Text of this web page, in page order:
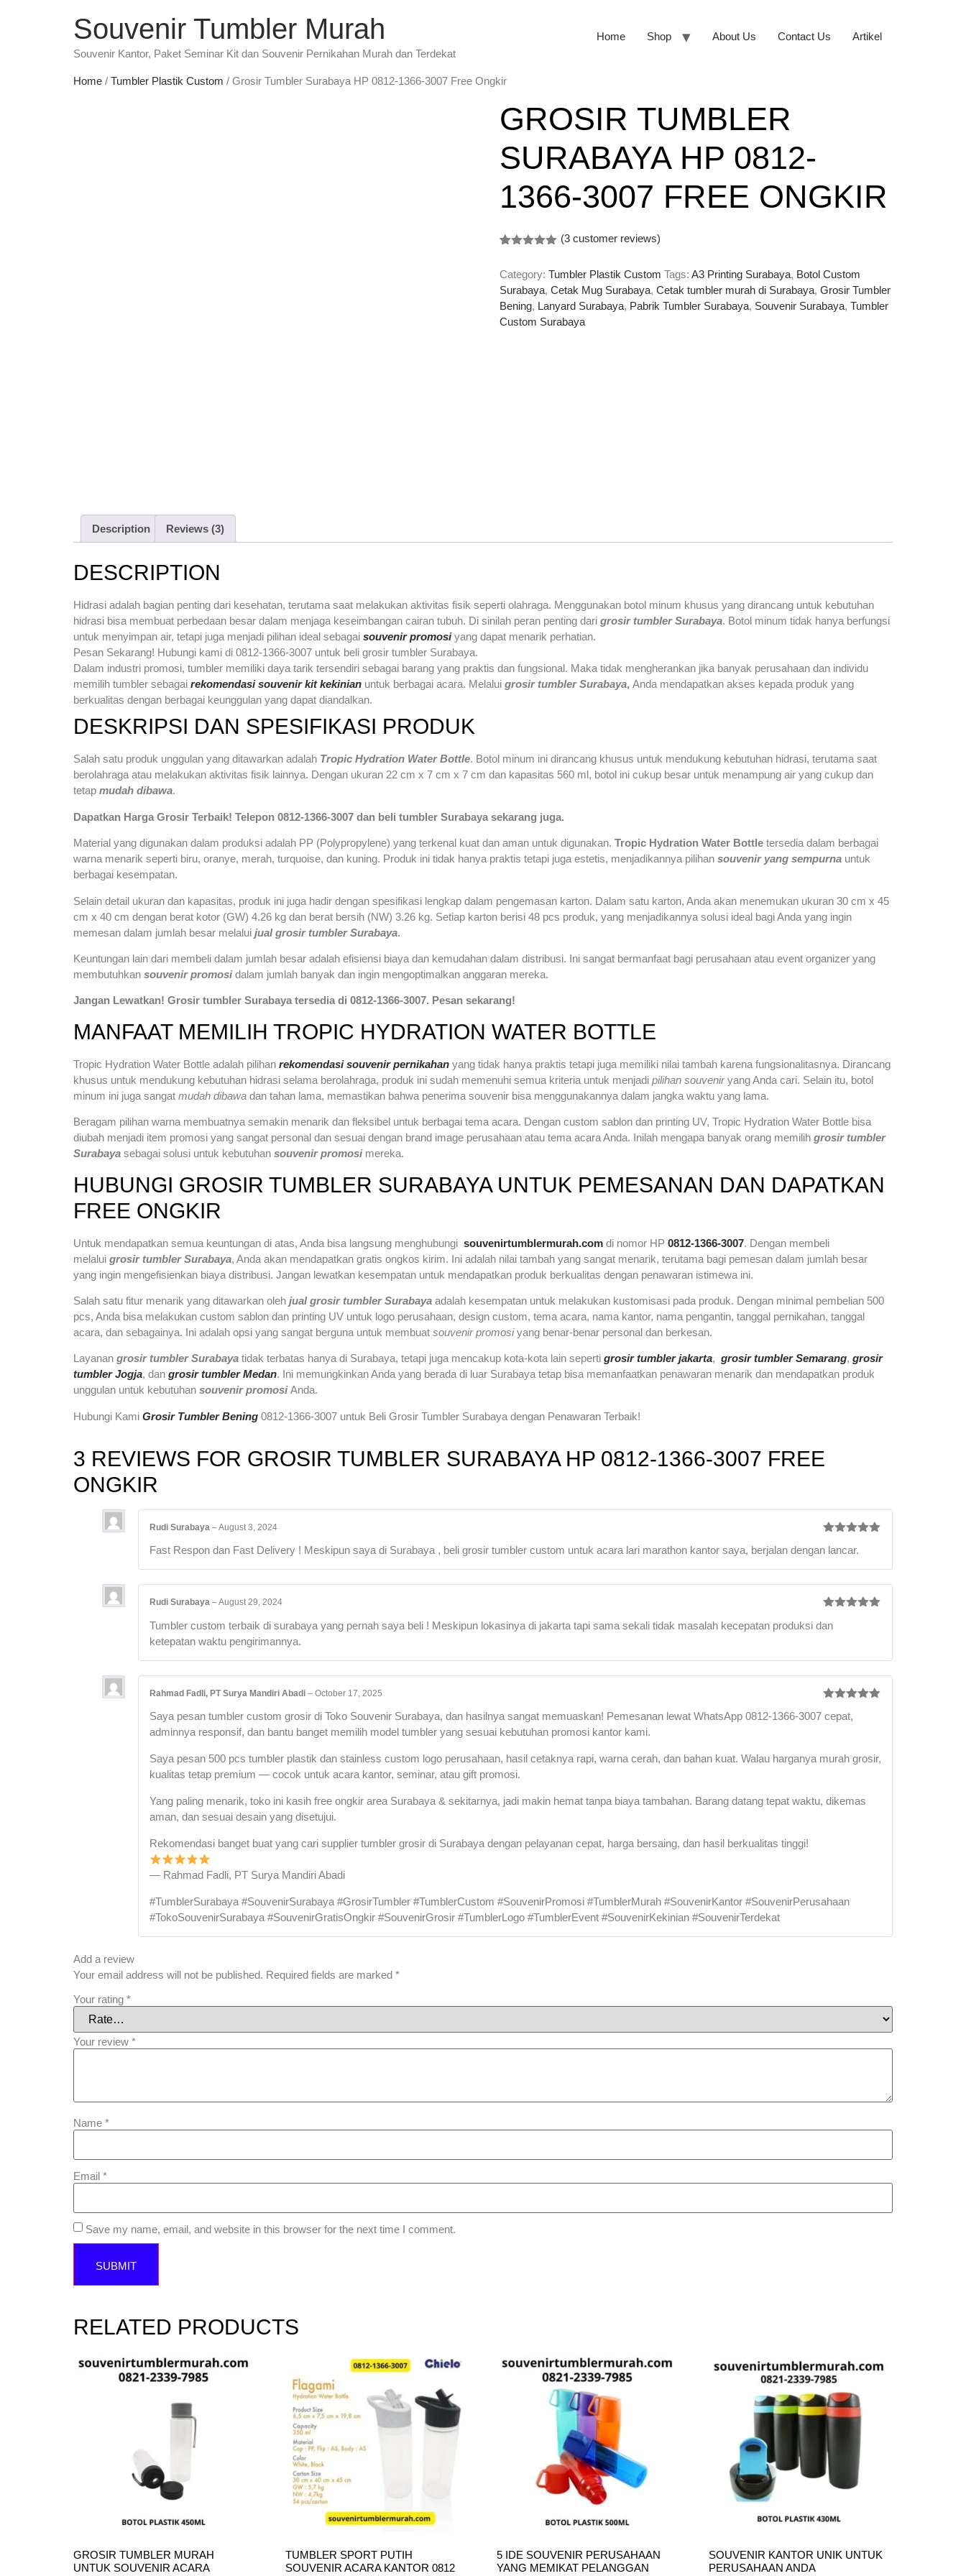
Souvenir Tumbler Murah
Souvenir Kantor, Paket Seminar Kit dan Souvenir Pernikahan Murah dan Terdekat
Home Shop About Us Contact Us Artikel
Home / Tumbler Plastik Custom / Grosir Tumbler Surabaya HP 0812-1366-3007 Free Ongkir
GROSIR TUMBLER
SURABAYA HP 0812-
1366-3007 FREE ONGKIR
based on
customer
ratings
(3customer reviews)
Category: Tumbler Plastik Custom Tags: A3 Printing Surabaya, Botol Custom
Surabaya, Cetak Mug Surabaya, Cetak tumbler murah di Surabaya, Grosir Tumbler
Bening, Lanyard Surabaya, Pabrik Tumbler Surabaya, Souvenir Surabaya, Tumbler
Custom Surabaya
Description Reviews (3)
DESCRIPTION
Hidrasi adalah bagian penting dari kesehatan, terutama saat melakukan aktivitas fisik seperti olahraga. Menggunakan botol minum khusus yang dirancang untuk kebutuhan
hidrasi bisa membuat perbedaan besar dalam menjaga keseimbangan cairan tubuh. Di sinilah peran penting dari grosir tumbler Surabaya. Botol minum tidak hanya berfungsi
untuk menyimpan air, tetapi juga menjadi pilihan ideal sebagai souvenir promosiyang dapat menarik perhatian.
Pesan Sekarang! Hubungi kami di 0812-1366-3007 untuk beli grosir tumbler Surabaya.
Dalam industri promosi, tumbler memiliki daya tarik tersendiri sebagai barang yang praktis dan fungsional. Maka tidak mengherankan jika banyak perusahaan dan individu
memilih tumbler sebagai rekomendasi souvenir kit kekinian untuk berbagai acara. Melalui grosir tumbler Surabaya, Anda mendapatkan akses kepada produk yang
berkualitas dengan berbagai keunggulan yang dapat diandalkan.
DESKRIPSI DAN SPESIFIKASI PRODUK
Salah satu produk unggulan yang ditawarkan adalah Tropic Hydration Water Bottle. Botol minum ini dirancang khusus untuk mendukung kebutuhan hidrasi, terutama saat
berolahraga atau melakukan aktivitas fisik lainnya. Dengan ukuran 22 cm x 7 cm x 7 cm dan kapasitas 560 ml, botol ini cukup besar untuk menampung air yang cukup dan
tetap mudah dibawa.
Dapatkan Harga Grosir Terbaik! Telepon 0812-1366-3007 dan beli tumbler Surabaya sekarang juga.
Material yang digunakan dalam produksi adalah PP (Polypropylene) yang terkenal kuat dan aman untuk digunakan. Tropic Hydration Water Bottle tersedia dalam berbagai
warna menarik seperti biru, oranye, merah, turquoise, dan kuning. Produk ini tidak hanya praktis tetapi juga estetis, menjadikannya pilihan souvenir yang sempurna untuk
berbagai kesempatan.
Selain detail ukuran dan kapasitas, produk ini juga hadir dengan spesifikasi lengkap dalam pengemasan karton. Dalam satu karton, Anda akan menemukan ukuran 30 cm x 45
cm x 40 cm dengan berat kotor (GW) 4.26 kg dan berat bersih (NW) 3.26 kg. Setiap karton berisi 48 pcs produk, yang menjadikannya solusi ideal bagi Anda yang ingin
memesan dalam jumlah besar melalui jual grosir tumbler Surabaya.
Keuntungan lain dari membeli dalam jumlah besar adalah efisiensi biaya dan kemudahan dalam distribusi. Ini sangat bermanfaat bagi perusahaan atau event organizer yang
membutuhkan souvenir promosidalam jumlah banyak dan ingin mengoptimalkan anggaran mereka.
Jangan Lewatkan! Grosir tumbler Surabaya tersedia di 0812-1366-3007. Pesan sekarang!
MANFAAT MEMILIH TROPIC HYDRATION WATER BOTTLE
Tropic Hydration Water Bottle adalah pilihan rekomendasi souvenir pernikahan yang tidak hanya praktis tetapi juga memiliki nilai tambah karena fungsionalitasnya. Dirancang
khusus untuk mendukung kebutuhan hidrasi selama berolahraga, produk ini sudah memenuhi semua kriteria untuk menjadi pilihan souveniryang Anda cari. Selain itu, botol
minum ini juga sangat mudah dibawa dan tahan lama, memastikan bahwa penerima souvenir bisa menggunakannya dalam jangka waktu yang lama.
Beragam pilihan warna membuatnya semakin menarik dan fleksibel untuk berbagai tema acara. Dengan custom sablon dan printing UV, Tropic Hydration Water Bottle bisa
diubah menjadi item promosi yang sangat personal dan sesuai dengan brand image perusahaan atau tema acara Anda. Inilah mengapa banyak orang memilih grosir tumbler
Surabaya sebagai solusi untuk kebutuhan souvenir promosimereka.
HUBUNGI GROSIR TUMBLER SURABAYA UNTUK PEMESANAN DAN DAPATKAN
FREE ONGKIR
Untuk mendapatkan semua keuntungan di atas, Anda bisa langsung menghubungi souvenirtumblermurah.com di nomor HP 0812-1366-3007. Dengan membeli
melalui grosir tumbler Surabaya, Anda akan mendapatkan gratis ongkos kirim. Ini adalah nilai tambah yang sangat menarik, terutama bagi pemesan dalam jumlah besar
yang ingin mengefisienkan biaya distribusi. Jangan lewatkan kesempatan untuk mendapatkan produk berkualitas dengan penawaran istimewa ini.
Salah satu fitur menarik yang ditawarkan oleh jual grosir tumbler Surabaya adalah kesempatan untuk melakukan kustomisasi pada produk. Dengan minimal pembelian 500
pcs, Anda bisa melakukan custom sablon dan printing UV untuk logo perusahaan, design custom, tema acara, nama kantor, nama pengantin, tanggal pernikahan, tanggal
acara, dan sebagainya. Ini adalah opsi yang sangat berguna untuk membuat souvenir promosiyang benar-benar personal dan berkesan.
Layanan grosir tumbler Surabaya tidak terbatas hanya di Surabaya, tetapi juga mencakup kota-kota lain seperti grosir tumbler jakarta, grosir tumbler Semarang, grosir
tumbler Jogja, dan grosir tumbler Medan. Ini memungkinkan Anda yang berada di luar Surabaya tetap bisa memanfaatkan penawaran menarik dan mendapatkan produk
unggulan untuk kebutuhan souvenir promosi Anda.
Hubungi Kami Grosir Tumbler Bening 0812-1366-3007 untuk Beli Grosir Tumbler Surabaya dengan Penawaran Terbaik!
3 REVIEWS FOR GROSIR TUMBLER SURABAYA HP 0812-1366-3007 FREE
ONGKIR
of 5
Rudi Surabaya –August 3, 2024
Fast Respon dan Fast Delivery ! Meskipun saya di Surabaya , beli grosir tumbler custom untuk acara lari marathon kantor saya, berjalan dengan lancar.
of 5
Rudi Surabaya –August 29, 2024
Tumbler custom terbaik di surabaya yang pernah saya beli ! Meskipun lokasinya di jakarta tapi sama sekali tidak masalah kecepatan produksi dan
ketepatan waktu pengirimannya.
of 5
Rahmad Fadli, PT Surya Mandiri Abadi – October 17, 2025
Saya pesan tumbler custom grosir di Toko Souvenir Surabaya, dan hasilnya sangat memuaskan! Pemesanan lewat WhatsApp 0812-1366-3007 cepat,
adminnya responsif, dan bantu banget memilih model tumbler yang sesuai kebutuhan promosi kantor kami.
Saya pesan 500 pcs tumbler plastik dan stainless custom logo perusahaan, hasil cetaknya rapi, warna cerah, dan bahan kuat. Walau harganya murah grosir,
kualitas tetap premium — cocok untuk acara kantor, seminar, atau gift promosi.
Yang paling menarik, toko ini kasih free ongkir area Surabaya & sekitarnya, jadi makin hemat tanpa biaya tambahan. Barang datang tepat waktu, dikemas
aman, dan sesuai desain yang disetujui.
Rekomendasi banget buat yang cari supplier tumbler grosir di Surabaya dengan pelayanan cepat, harga bersaing, dan hasil berkualitas tinggi!
— Rahmad Fadli, PT Surya Mandiri Abadi
#TumblerSurabaya #SouvenirSurabaya #GrosirTumbler #TumblerCustom #SouvenirPromosi #TumblerMurah #SouvenirKantor #SouvenirPerusahaan
#TokoSouvenirSurabaya #SouvenirGratisOngkir #SouvenirGrosir #TumblerLogo #TumblerEvent #SouvenirKekinian #SouvenirTerdekat
Add a review
Your email address will not be published. Required fields are marked *
Your rating *
Your review *
Name *
Email *
Save my name, email, and website in this browser for the next time I comment.
RELATED PRODUCTS
GROSIR TUMBLER MURAH
UNTUK SOUVENIR ACARA
TUMBLER SPORT PUTIH
SOUVENIR ACARA KANTOR 0812
5 IDE SOUVENIR PERUSAHAAN
YANG MEMIKAT PELANGGAN
SOUVENIR KANTOR UNIK UNTUK
PERUSAHAAN ANDA